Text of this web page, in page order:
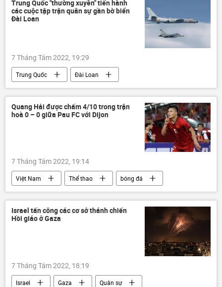
quân đội
Trung Quốc "thường xuyên" tiến hành
các cuộc tập trận quân sự gần bờ biển
Đài Loan
7 Tháng Tám 2022, 19:29
Trung Quốc
Đài Loan
cuộc tập trận
Quân sự
Quang Hải được chấm 4/10 trong trận
hoà 0 – 0 giữa Pau FC với Dijon
7 Tháng Tám 2022, 19:14
Việt Nam Thể thao
bóng đá
Nguyễn Quang Hải
Israel tấn công các cơ sở thánh chiến
Hồi giáo ở Gaza
7 Tháng Tám 2022, 18:19
Israel Gaza
Quân sự